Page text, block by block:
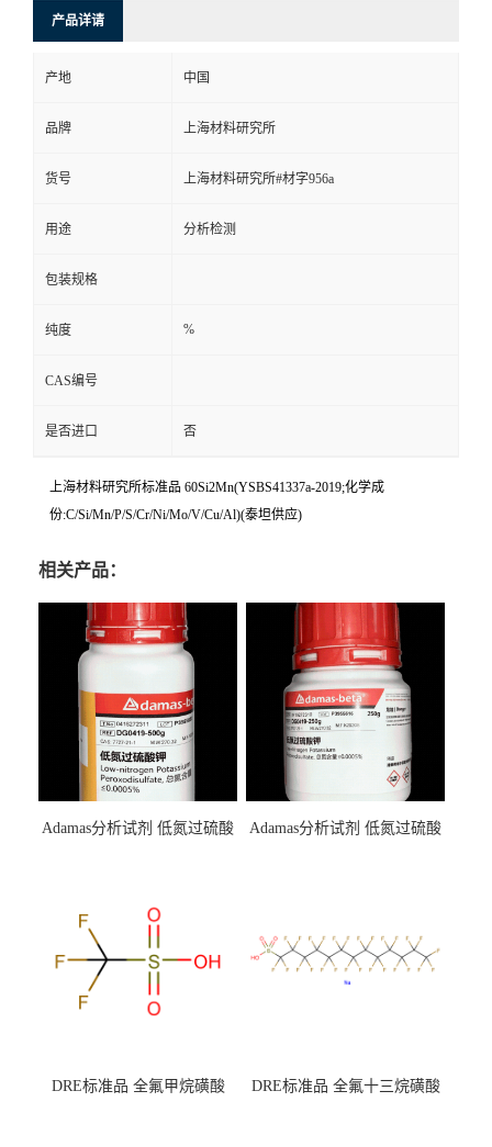
产品详请
产地 中国
品牌 上海材料研究所
货号 上海材料研究所#材字956a
用途 分析检测
包装规格
纯度 %
CAS编号
是否进口 否
上海材料研究所标准品 60Si2Mn(YSBS41337a-2019;化学成
份:C/Si/Mn/P/S/Cr/Ni/Mo/V/Cu/Al)(泰坦供应)
相关产品：
Adamas分析试剂 低氮过硫酸
（泰坦现货供应）
Adamas分析试剂 低氮过硫酸
DRE标准品 全氟甲烷磺酸
DRE标准品 全氟十三烷磺酸